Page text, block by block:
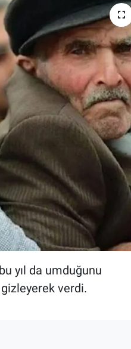
yıl da umduğunu
verdi.